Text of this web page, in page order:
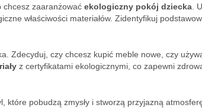
chcesz zaaranżować ekologiczny pokój dziecka .
właściwości materiałów. Zidentyfikuj
Zdecyduj, czy chcesz kupić meble nowe, czy
z certyfikatami ekologicznymi, co zapewni
które pobudzą zmysły i stworzą przyjazną